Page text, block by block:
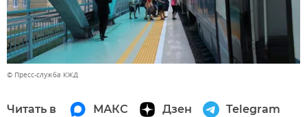
© Пресс-служба КЖД
Читать в МАКС Дзен Telegram